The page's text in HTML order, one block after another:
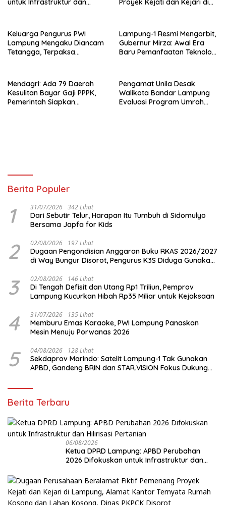
untuk Infrastruktur dan
Proyek Kejati dan Kejari di
Lahan Kosong, Dinas PKPCK
Disorot
Keluarga Pengurus PWI
Lampung Mengaku Diancam
Tetangga, Terpaksa
Lampung-1 Resmi Mengorbit,
Gubernur Mirza: Awal Era
Baru Pemanfaatan Teknologi
Mendagri: Ada 79 Daerah
Kesulitan Bayar Gaji PPPK,
Pemerintah Siapkan
Pengamat Unila Desak
Walikota Bandar Lampung
Evaluasi Program Umrah
Berita Populer
1 31/07/2026 342 Lihat
Dari Sebutir Telur, Harapan Itu Tumbuh di Sidomulyo
Bersama Japfa for Kids
2 02/08/2026 197 Lihat
Dugaan Pengondisian Anggaran Buku RKAS 2026/2027
di Way Bungur Disorot, Pengurus K3S Diduga Gunakan
3 02/08/2026 146 Lihat
Di Tengah Defisit dan Utang Rp1 Triliun, Pemprov
Lampung Kucurkan Hibah Rp35 Miliar untuk Kejaksaan
4 31/07/2026 135 Lihat
Memburu Emas Karaoke, PWI Lampung Panaskan
Mesin Menuju Porwanas 2026
5 04/08/2026 128 Lihat
Sekdaprov Marindo: Satelit Lampung-1 Tak Gunakan
APBD, Gandeng BRIN dan STAR.VISION Fokus Dukung
Berita Terbaru
06/08/2026
Ketua DPRD Lampung: APBD Perubahan
2026 Difokuskan untuk Infrastruktur dan